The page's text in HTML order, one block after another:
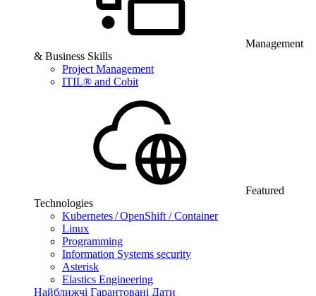
Management
& Business Skills
Project Management
ITIL® and Cobit
Featured
Technologies
Kubernetes / OpenShift / Container
Linux
Programming
Information Systems security
Asterisk
Elastics Engineering
Найближчі Гарантовані Дати